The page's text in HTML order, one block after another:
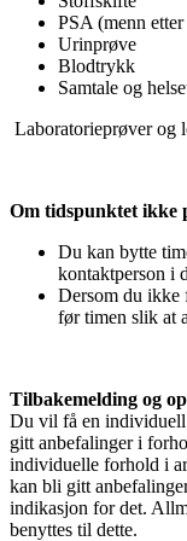
PSA (menn
Urinprøve
Blodtrykk
Samtale og
Laboratorieprøver og
Om tidspunktet ikke
Du kan bytte
kontaktperson i
Dersom du ikke
før timen slik at
Tilbakemelding og
Du vil få en individuell
gitt anbefalinger i
individuelle forhold i
kan bli gitt
indikasjon for det.
benyttes til dette.